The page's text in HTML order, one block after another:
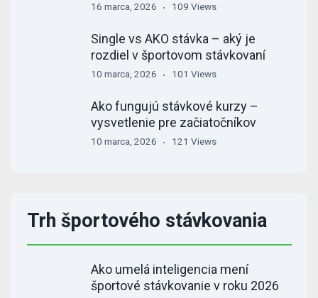
16 marca, 2026 109 Views
Single vs AKO stávka – aký je
rozdiel v športovom stávkovaní
10 marca, 2026 101 Views
Ako fungujú stávkové kurzy –
vysvetlenie pre začiatočníkov
10 marca, 2026 121 Views
Trh športového stávkovania
Ako umelá inteligencia mení
športové stávkovanie v roku 2026